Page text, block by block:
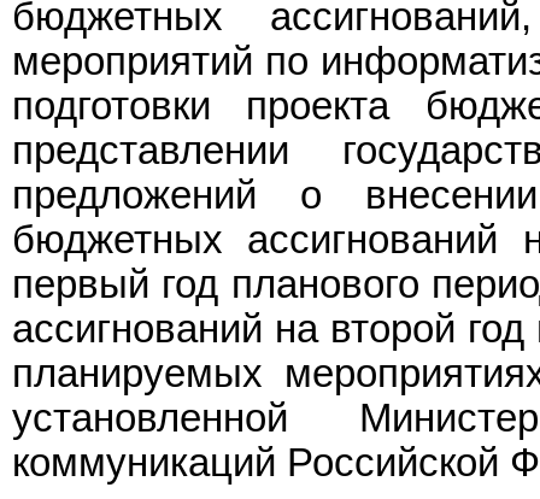
бюджетных
мероприятий по
подготовки проекта
представлении
предложений о
бюджетных
первый год планового
ассигнований на второй
планируемых
установленной
коммуникаций Российской